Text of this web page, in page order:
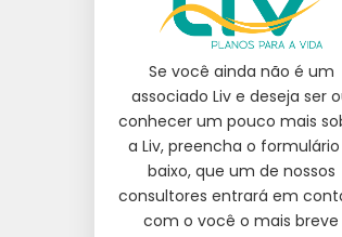
Se você ainda não é um
associado Liv e deseja ser
conhecer um pouco mais
a Liv, preencha o
baixo, que um de nossos
consultores entrará em
com o você o mais breve